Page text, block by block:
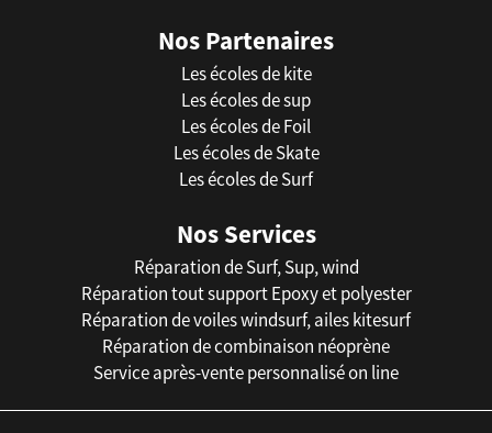
Nos Partenaires
Les écoles de kite
Les écoles de sup
Les écoles de Foil
Les écoles de Skate
Les écoles de Surf
Nos Services
Réparation de Surf, Sup, wind
Réparation tout support Epoxy et polyester
Réparation de voiles windsurf, ailes kitesurf
Réparation de combinaison néoprène
Service après-vente personnalisé on line